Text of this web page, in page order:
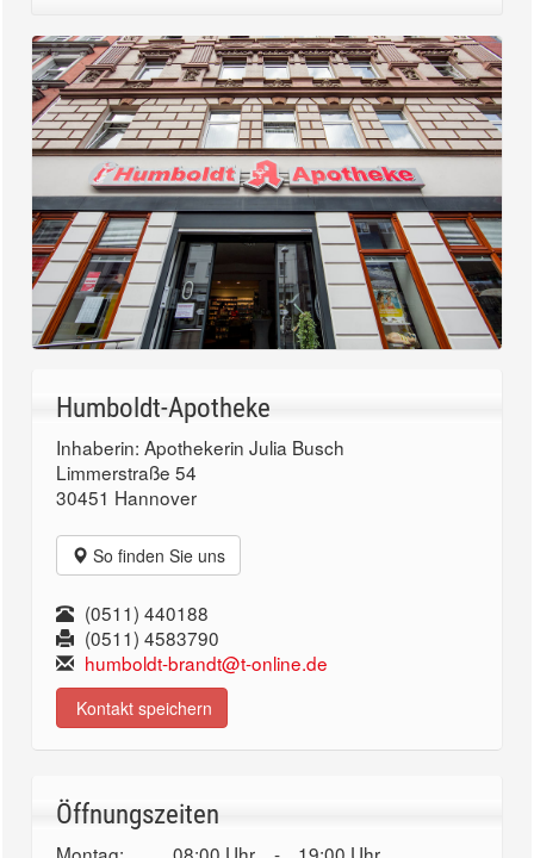
Humboldt-Apotheke
Inhaberin: Apothekerin Julia Busch
Limmerstraße 54
30451 Hannover
So finden Sie uns
(0511) 440188
(0511) 4583790
humboldt-brandt@t-online.de
Kontakt speichern
Öffnungszeiten